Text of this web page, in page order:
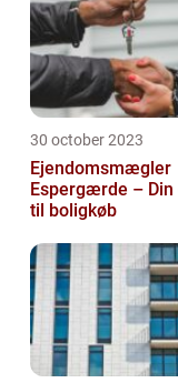
30 october 2023
Ejendomsmægler
Espergærde – Din
til boligkøb